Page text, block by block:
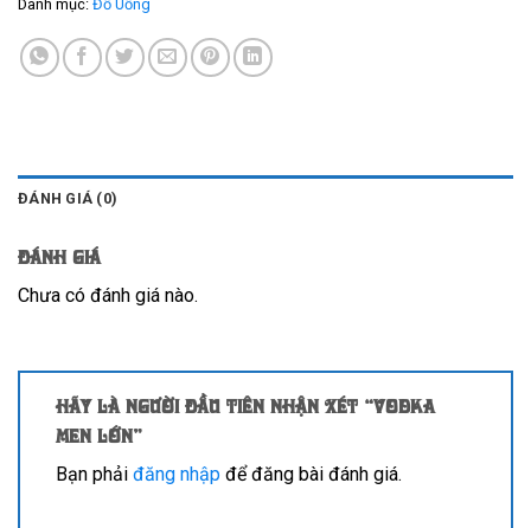
Danh mục: Đồ Uống
ĐÁNH GIÁ (0)
Đánh giá
Chưa có đánh giá nào.
Hãy là người đầu tiên nhận xét “Vodka
men lớn”
Bạn phải đăng nhập để đăng bài đánh giá.